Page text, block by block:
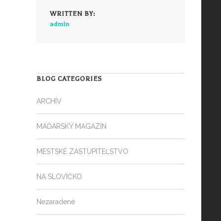
WRITTEN BY:
admin
BLOG CATEGORIES
ARCHÍV
MAĎARSKÝ MAGAZIN
MESTSKÉ ZASTUPITEĽSTVO
NA SLOVÍČKO
Nezaradené